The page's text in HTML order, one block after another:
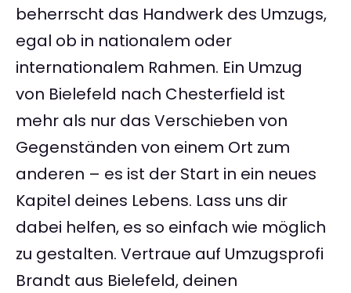
beherrscht das Handwerk des Umzugs,
egal ob in nationalem oder
internationalem Rahmen. Ein Umzug
von Bielefeld nach Chesterfield ist
mehr als nur das Verschieben von
Gegenständen von einem Ort zum
anderen – es ist der Start in ein neues
Kapitel deines Lebens. Lass uns dir
dabei helfen, es so einfach wie möglich
zu gestalten. Vertraue auf Umzugsprofi
Brandt aus Bielefeld, deinen